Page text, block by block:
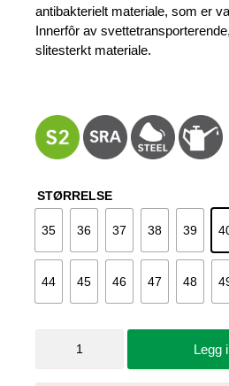
antibakterielt materiale, som er
Innerfôr av
slitesterkt materiale.
STØRRELSE
35 36 37 38 39
44 45 46 47 48
Optimax
Legg